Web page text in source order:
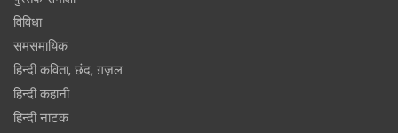
विविधा
समसमायिक
हिन्दी कविता, छंद, ग़ज़ल
हिन्दी कहानी
हिन्‍दी नाटक